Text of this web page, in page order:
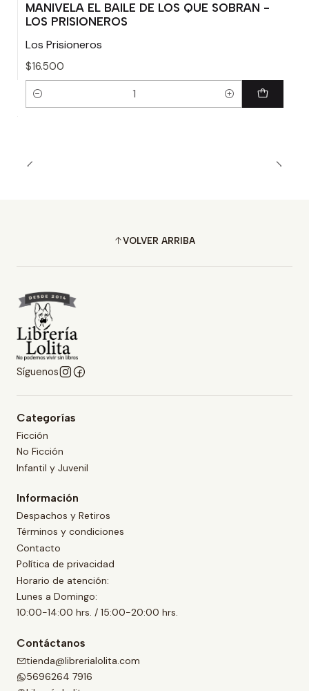
MANIVELA EL BAILE DE LOS QUE SOBRAN -
LOS PRISIONEROS
Los Prisioneros
$16.500
Cantidad
VOLVER ARRIBA
Síguenos
Categorías
Ficción
No Ficción
Infantil y Juvenil
Información
Despachos y Retiros
Términos y condiciones
Contacto
Política de privacidad
Horario de atención:
Lunes a Domingo:
10:00-14:00 hrs. / 15:00-20:00 hrs.
Contáctanos
tienda@librerialolita.com
5696264 7916